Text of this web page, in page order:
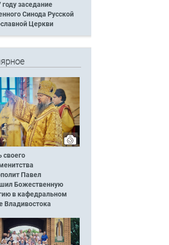
году заседание
Синода Русской
Церкви
своего
Павел
Божественную
в кафедральном
Владивостока